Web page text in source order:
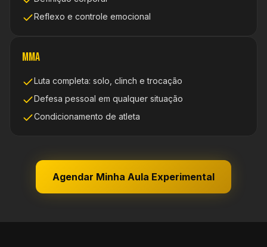
Reflexo e controle emocional
MMA
Luta completa: solo, clinch e trocação
Defesa pessoal em qualquer situação
Condicionamento de atleta
Agendar Minha Aula Experimental